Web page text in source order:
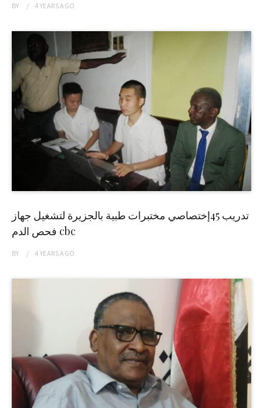
BY 4 YEARSAGO
تدريب 45إختصاصي مختبرات طبية بالجزيرة لتشغيل جهاز
فحص الدم cbc
BY 4 YEARSAGO